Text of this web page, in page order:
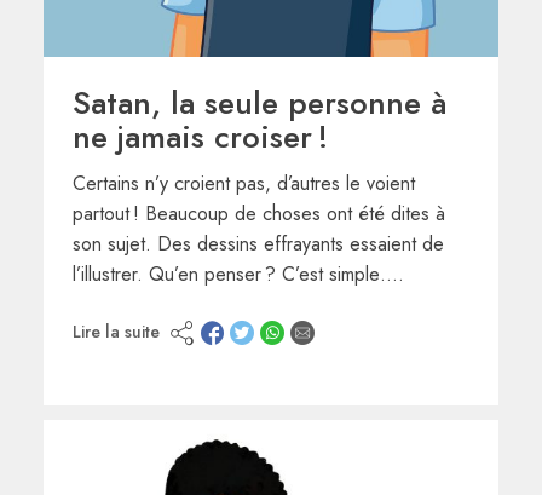
Satan, la seule personne à
ne jamais croiser !
Certains n’y croient pas, d’autres le voient
partout ! Beaucoup de choses ont été dites à
son sujet. Des dessins effrayants essaient de
l’illustrer. Qu’en penser ? C’est simple….
Lire la suite